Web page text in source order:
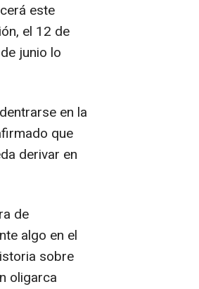
este
el 12 de
junio lo
en la
que
derivar en
de
algo en el
sobre
oligarca